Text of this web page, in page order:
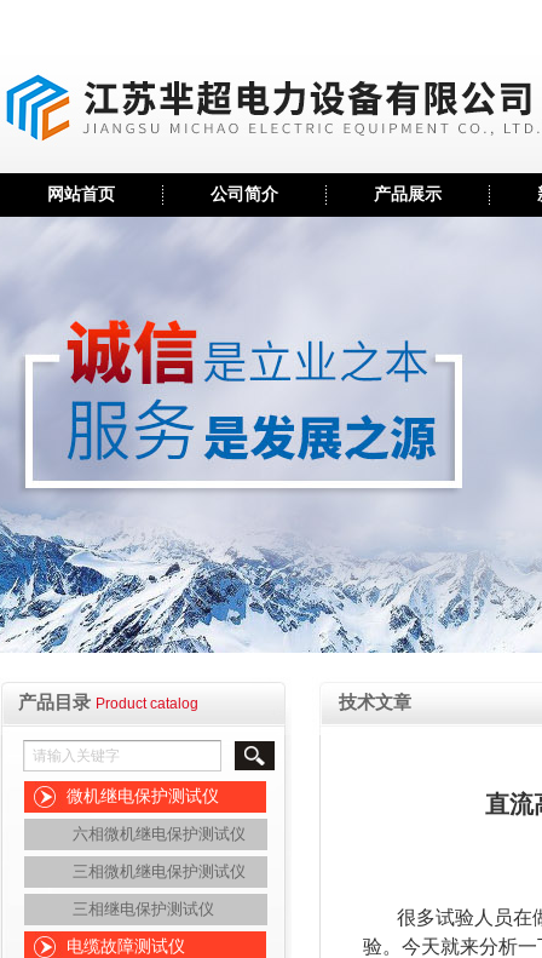
网站首页 公司简介 产品展示
产品目录 Product catalog
微机继电保护测试仪
六相微机继电保护测试仪
三相微机继电保护测试仪
三相继电保护测试仪
电缆故障测试仪
技术文章
直流
很多试验人员在
验。今天就来分析一